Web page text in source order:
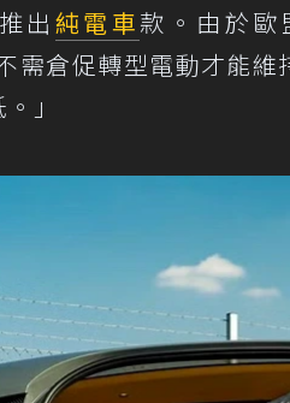
出 純電車款。由於歐
需倉促轉型電動才能
」